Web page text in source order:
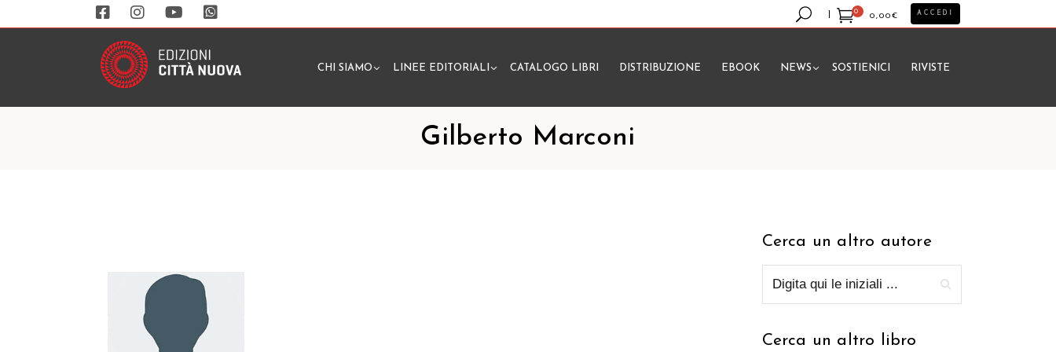
0
0,00€
Nessun prodotto nel carrello.
ACCEDI
CHI SIAMO LINEE EDITORIALI CATALOGO LIBRI DISTRIBUZIONE EBOOK NEWS SOSTIENICI RIVISTE
Gilberto Marconi
Cerca un altro autore
Cerca un altro libro